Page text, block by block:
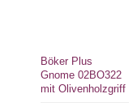
Böker Plus
Gnome 02BO322
mit Olivenholzgriff